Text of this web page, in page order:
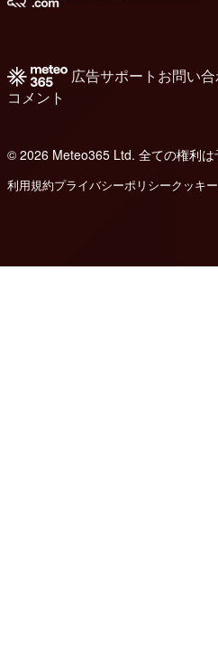
広告サポート お問い
コメント
© 2026 Meteo365 Ltd. 全ての権利は
利用規約プライバシーポリシークッキ